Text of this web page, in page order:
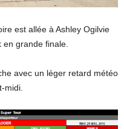
est allée à Ashley Ogilvie
en grande finale.
avec un léger retard météo
midi.